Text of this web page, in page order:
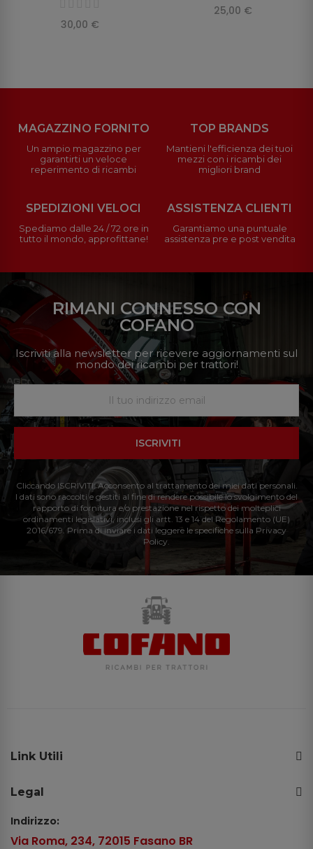
30,00 €
25,00 €
MAGAZZINO FORNITO
Un ampio magazzino per
garantirti un veloce
reperimento di ricambi
TOP BRANDS
Mantieni l'efficienza dei tuoi
mezzi con i ricambi dei
migliori brand
SPEDIZIONI VELOCI
Spediamo dalle 24 / 72 ore in
tutto il mondo, approfittane!
ASSISTENZA CLIENTI
Garantiamo una puntuale
assistenza pre e post vendita
RIMANI CONNESSO CON
COFANO
Iscriviti alla newsletter per ricevere aggiornamenti sul
mondo dei ricambi per trattori!
ISCRIVITI
Cliccando ISCRIVITI: Acconsento al trattamento dei miei dati personali.
I dati sono raccolti e gestiti al fine di rendere possibile lo svolgimento del
rapporto di fornitura e/o prestazione nel rispetto dei molteplici
ordinamenti legislativi, inclusi gli artt. 13 e 14 del Regolamento (UE)
2016/679. Prima di inviare i dati leggere le specifiche sulla Privacy
Policy.
Link Utili
Legal
Indirizzo:
Via Roma, 234, 72015 Fasano BR